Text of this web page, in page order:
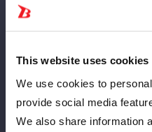
This website uses cookies
We use cookies to
provide social media
We also share information
何やら危険な空気が漂ってき
会で行われる鈴季すず＆山下
ードコアマッチルールで行わ